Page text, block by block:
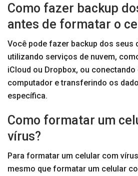
Como fazer backup
antes de formatar o
Você pode fazer backup dos seus
utilizando serviços de nuvem,
iCloud ou Dropbox, ou conectando
computador e transferindo os
específica.
Como formatar um
vírus?
Para formatar um celular com
mesmo que formatar um celular